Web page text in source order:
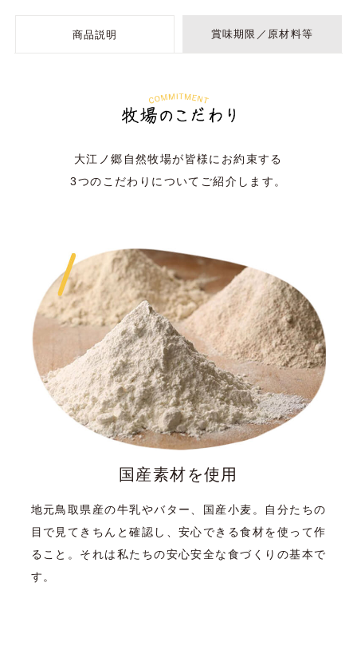
商品説明 賞味期限／原材料等
大江ノ郷自然牧場が皆様にお約束する
3つのこだわりについてご紹介します。
国産素材を使用
地元鳥取県産の牛乳やバター、国産小麦。自分たちの
目で見てきちんと確認し、安心できる食材を使って作
ること。それは私たちの安心安全な食づくりの基本で
す。